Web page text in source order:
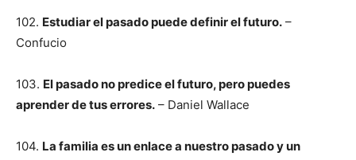
102. Estudiar el pasado puede definir el futuro. –
Confucio
103. El pasado no predice el futuro, pero puedes
aprender de tus errores. – Daniel Wallace
104. La familia es un enlace a nuestro pasado y un